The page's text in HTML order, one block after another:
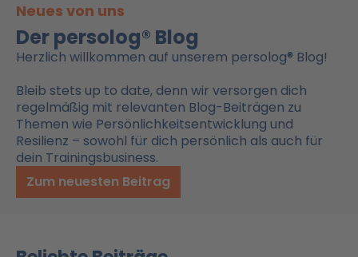
Neues von uns
Der persolog® Blog
Herzlich willkommen auf unserem persolog® Blog!
Bleib stets up to date, denn wir versorgen dich
regelmäßig mit relevanten Blog-Beiträgen zu
Themen wie Persönlichkeitsentwicklung und
Resilienz – sowohl für dich persönlich als auch für
dein Trainingsbusiness.
Zum neuesten Beitrag